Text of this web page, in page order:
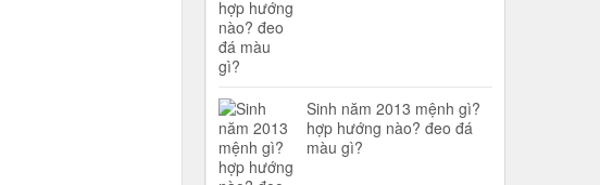
Sinh năm 2013 mệnh gì?
hợp hướng nào? đeo đá
màu gì?